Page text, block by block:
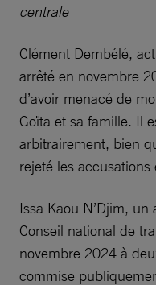
centrale
Clément Dembélé,
arrêté en novembre
d’avoir menacé de
Goïta et sa famille. Il
arbitrairement, bien
rejeté les
Issa Kaou N’Djim,
Conseil national de
novembre 2024 à
commise